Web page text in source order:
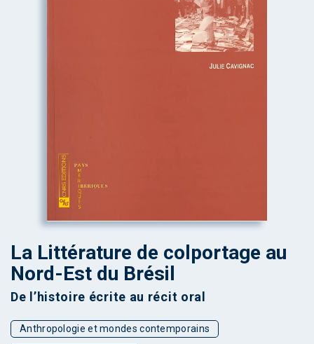
La Littérature de colportage au
Nord-Est du Brésil
De l’histoire écrite au récit oral
Anthropologie et mondes contemporains